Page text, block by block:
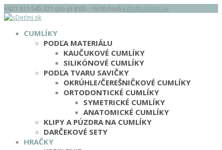
+421 911 545 321 (po-pi 8:00 - 16:00 hod) info@sdetmi.sk
CUMLÍKY
PODĽA MATERIÁLU
KAUČUKOVÉ CUMLÍKY
SILIKÓNOVÉ CUMLÍKY
PODĽA TVARU SAVIČKY
OKRÚHLE/ČEREŠNIČKOVÉ CUMLÍKY
ORTODONTICKÉ CUMLÍKY
SYMETRICKÉ CUMLÍKY
ANATOMICKÉ CUMLÍKY
KLIPY A PÚZDRA NA CUMLÍKY
DARČEKOVÉ SETY
HRAČKY